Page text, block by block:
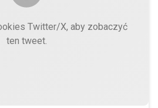
Twitter/X, aby zobaczyć
ten tweet.